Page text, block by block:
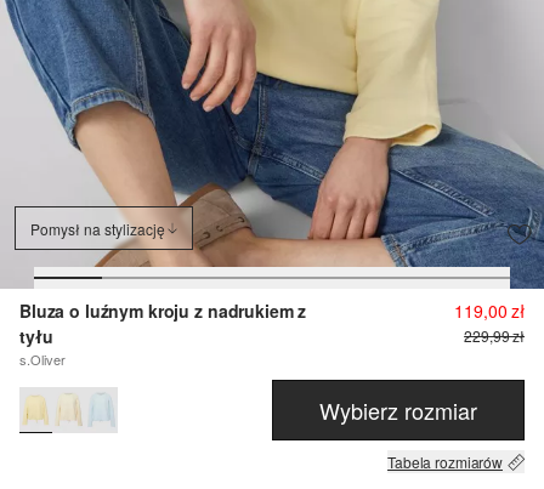
Pomysł na stylizację
Bluza o luźnym kroju z nadrukiem z
tyłu
s.Oliver
119,00 zł
229,99 zł
Wybierz rozmiar
Tabela rozmiarów